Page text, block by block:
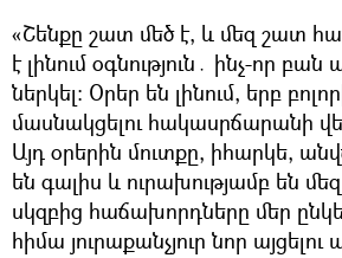
«Շենքը շատ մեծ է, և մեզ շատ
է լինում օգնություն․ ինչ-որ
ներկել։ Օրեր են լինում, երբ
մասնակցելու հակասրճարանի
Այդ օրերին մուտքը, իհարկե,
են գալիս և ուրախությամբ են
սկզբից հաճախորդները մեր
հիմա յուրաքանչյուր նոր